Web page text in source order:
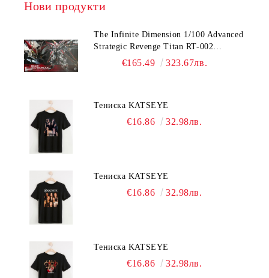
Нови продукти
The Infinite Dimension 1/100 Advanced
Strategic Revenge Titan RT-002
Nemesis€165.49 323.67лв.
Тениска KATSEYE
€16.86 32.98лв.
Тениска KATSEYE
€16.86 32.98лв.
Тениска KATSEYE
€16.86 32.98лв.